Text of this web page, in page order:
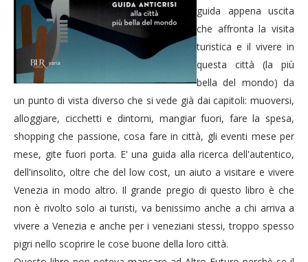
guida appena uscita
che affronta la visita
turistica e il vivere in
questa città (la più
bella del mondo) da
un punto di vista diverso che si vede già dai capitoli: muoversi,
alloggiare, cicchetti e dintorni, mangiar fuori, fare la spesa,
shopping che passione, cosa fare in città, gli eventi mese per
mese, gite fuori porta. E' una guida alla ricerca dell'autentico,
dell'insolito, oltre che del low cost, un aiuto a visitare e vivere
Venezia in modo altro. Il grande pregio di questo libro è che
non è rivolto solo ai turisti, va benissimo anche a chi arriva a
vivere a Venezia e anche per i veneziani stessi, troppo spesso
pigri nello scoprire le cose buone della loro città.